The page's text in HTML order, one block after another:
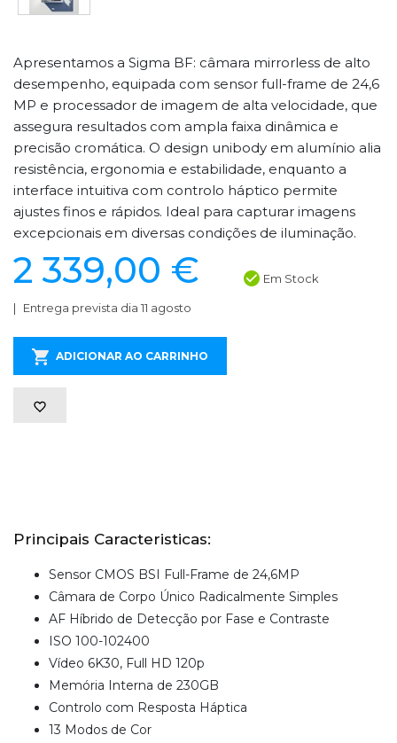
Apresentamos a Sigma BF: câmara mirrorless de alto
desempenho, equipada com sensor full-frame de 24,6
MP e processador de imagem de alta velocidade, que
assegura resultados com ampla faixa dinâmica e
precisão cromática. O design unibody em alumínio alia
resistência, ergonomia e estabilidade, enquanto a
interface intuitiva com controlo háptico permite
ajustes finos e rápidos. Ideal para capturar imagens
excepcionais em diversas condições de iluminação.
2 339,00 € Em Stock
Entrega prevista dia 11 agosto
ADICIONAR AO CARRINHO
Principais Caracteristicas:
Sensor CMOS BSI Full-Frame de 24,6MP
Câmara de Corpo Único Radicalmente Simples
AF Híbrido de Detecção por Fase e Contraste
ISO 100-102400
Vídeo 6K30, Full HD 120p
Memória Interna de 230GB
Controlo com Resposta Háptica
13 Modos de Cor